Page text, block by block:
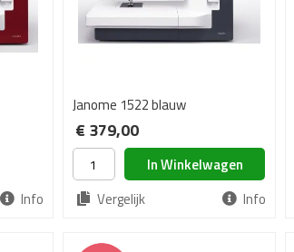
Info
Janome 1522 blauw
€ 379,00
In Winkelwagen
Vergelijk
Info